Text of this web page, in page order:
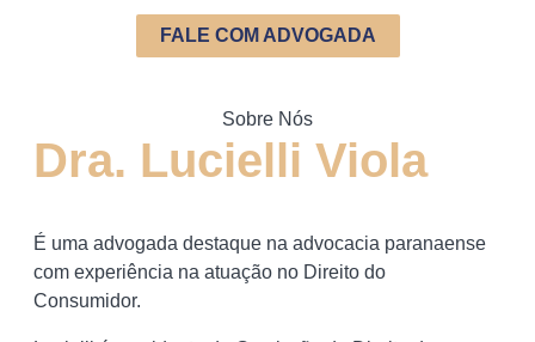
FALE COM ADVOGADA
Sobre Nós
Dra. Lucielli Viola
É uma advogada destaque na advocacia paranaense
com experiência na atuação no Direito do
Consumidor.